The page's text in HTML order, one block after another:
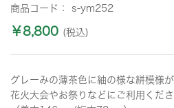
商品コード： s-ym252
￥8,800 (税込)
グレーみの薄茶色に紬の様な絣模様
花火大会やお祭りなどにご利用くだ